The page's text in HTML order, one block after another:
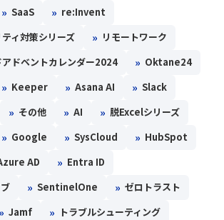
» SaaS » re:Invent
ィ対策シリーズ » リモートワーク
ドベントカレンダー2024 » Oktane24
» Keeper » Asana AI » Slack
» その他 » AI » 脱Excelシリーズ
» Google » SysCloud » HubSpot
AD » Entra ID
» SentinelOne » ゼロトラスト
» Jamf » トラブルシューティング